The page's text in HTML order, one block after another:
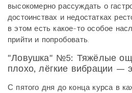
высокомерно рассуждать о
достоинствах и недостатках
в этом есть какое-то особое
прийти и попробовать.
"Ловушка" №5: Тяжёлые
плохо, лёгкие вибрации —
С пятого дня до конца курса в